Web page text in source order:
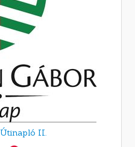
Útinapló II.